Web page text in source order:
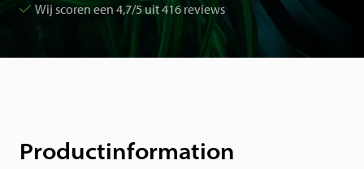
Wij scoren een 4,7/5 uit 416 reviews
Productinformation